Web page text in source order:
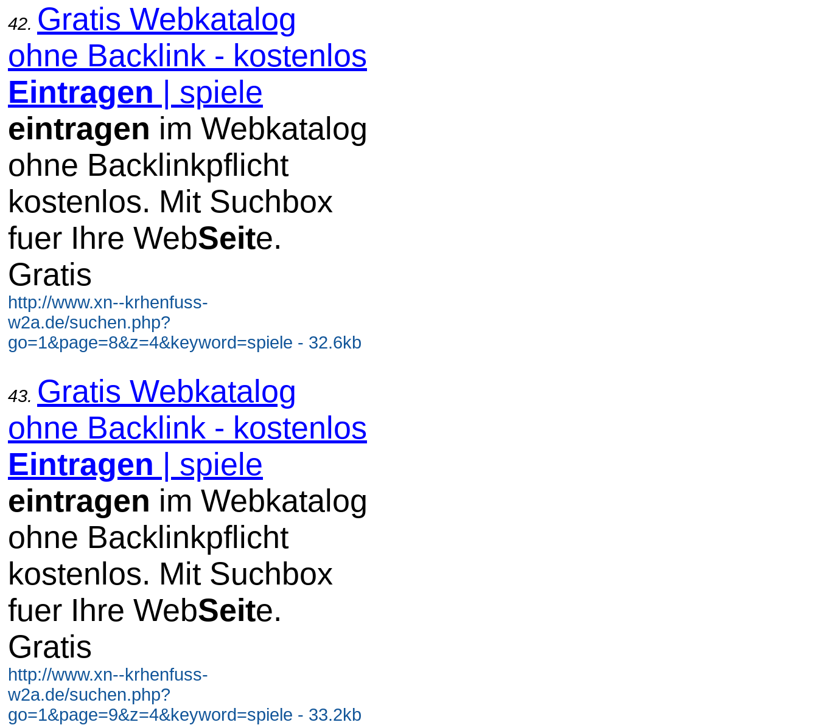
42. Gratis Webkatalog
ohne Backlink - kostenlos
Eintragen | spiele
eintragen im Webkatalog
ohne Backlinkpflicht
kostenlos. Mit Suchbox
fuer Ihre WebSeite.
Gratis
http://www.xn--krhenfuss-
w2a.de/suchen.php?
go=1&page=8&z=4&keyword=spiele - 32.6kb
43. Gratis Webkatalog
ohne Backlink - kostenlos
Eintragen | spiele
eintragen im Webkatalog
ohne Backlinkpflicht
kostenlos. Mit Suchbox
fuer Ihre WebSeite.
Gratis
http://www.xn--krhenfuss-
w2a.de/suchen.php?
go=1&page=9&z=4&keyword=spiele - 33.2kb